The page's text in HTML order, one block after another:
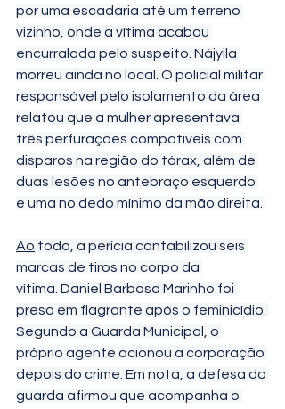
por uma escadaria até um terreno
vizinho, onde a vítima acabou
encurralada pelo suspeito. Nájylla
morreu ainda no local. O policial militar
responsável pelo isolamento da área
relatou que a mulher apresentava
três perfurações compatíveis com
disparos na região do tórax, além de
duas lesões no antebraço esquerdo
e uma no dedo mínimo da mão direita.
Ao todo, a perícia contabilizou seis
marcas de tiros no corpo da
vítima. Daniel Barbosa Marinho foi
preso em flagrante após o feminicídio.
Segundo a Guarda Municipal, o
próprio agente acionou a corporação
depois do crime. Em nota, a defesa do
guarda afirmou que acompanha o